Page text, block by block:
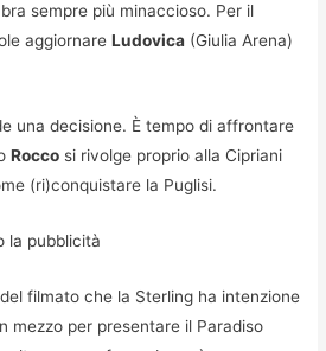
sempre più minaccioso. Per il
aggiornareLudovica (Giulia Arena)
una decisione. È tempo di affrontare
Rocco si rivolge proprio alla Cipriani
(ri)conquistare la Puglisi.
la pubblicità
del filmato che la Sterling ha intenzione
mezzo per presentare il Paradiso